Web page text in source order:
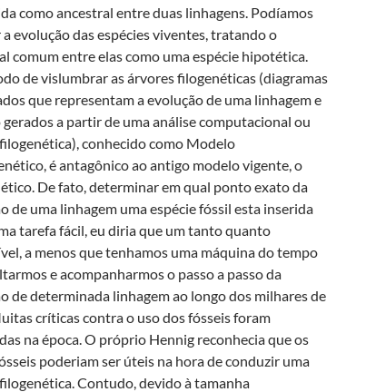
como ancestral entre duas linhagens. Podíamos
evolução das espécies viventes, tratando o
comum entre elas como uma espécie hipotética.
de vislumbrar as árvores filogenéticas (diagramas
que representam a evolução de uma linhagem e
gerados a partir de uma análise computacional ou
conhecido como Modelo
é antagônico ao antigo modelo vigente, o
De fato, determinar em qual ponto exato da
de uma linhagem uma espécie fóssil esta inserida
tarefa fácil, eu diria que um tanto quanto
a menos que tenhamos uma máquina do tempo
e acompanharmos o passo a passo da
de determinada linhagem ao longo dos milhares de
críticas contra o uso dos fósseis foram
na época. O próprio Hennig reconhecia que os
poderiam ser úteis na hora de conduzir uma
Contudo, devido à tamanha